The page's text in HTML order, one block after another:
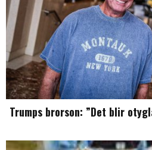
Trumps brorson: ”Det blir